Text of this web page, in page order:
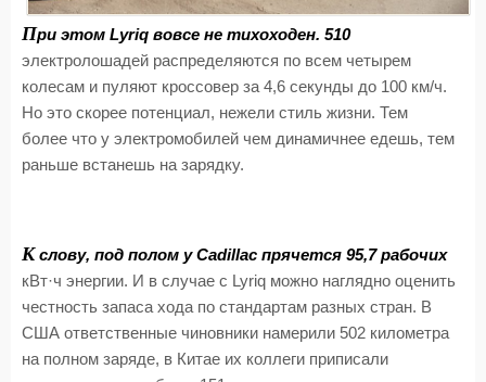
При этом Lyriq вовсе не тихоходен. 510
электролошадей распределяются по всем четырем
колесам и пуляют кроссовер за 4,6 секунды до 100 км/ч.
Но это скорее потенциал, нежели стиль жизни. Тем
более что у электромобилей чем динамичнее едешь, тем
раньше встанешь на зарядку.
К слову, под полом у Cadillac прячется 95,7 рабочих
кВт·ч энергии. И в случае с Lyriq можно наглядно оценить
честность запаса хода по стандартам разных стран. В
США ответственные чиновники намерили 502 километра
на полном заряде, в Китае их коллеги приписали